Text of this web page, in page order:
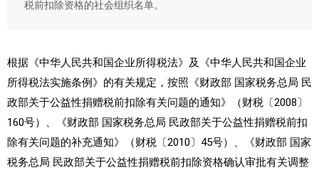
税前扣除资格的社会组织名单。
根据《中华人民共和国企业所得税法》及《中华人民共和国企业
所得税法实施条例》的有关规定，按照《财政部 国家税务总局 民
政部关于公益性捐赠税前扣除有关问题的通知》（财税〔2008〕
160号）、《财政部 国家税务总局 民政部关于公益性捐赠税前扣
除有关问题的补充通知》（财税〔2010〕45号）、《财政部 国家
税务总局 民政部关于公益性捐赠税前扣除资格确认审批有关调整